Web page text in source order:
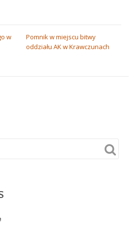
w
Pomnik w miejscu bitwy
oddziału AK w Krawczunach